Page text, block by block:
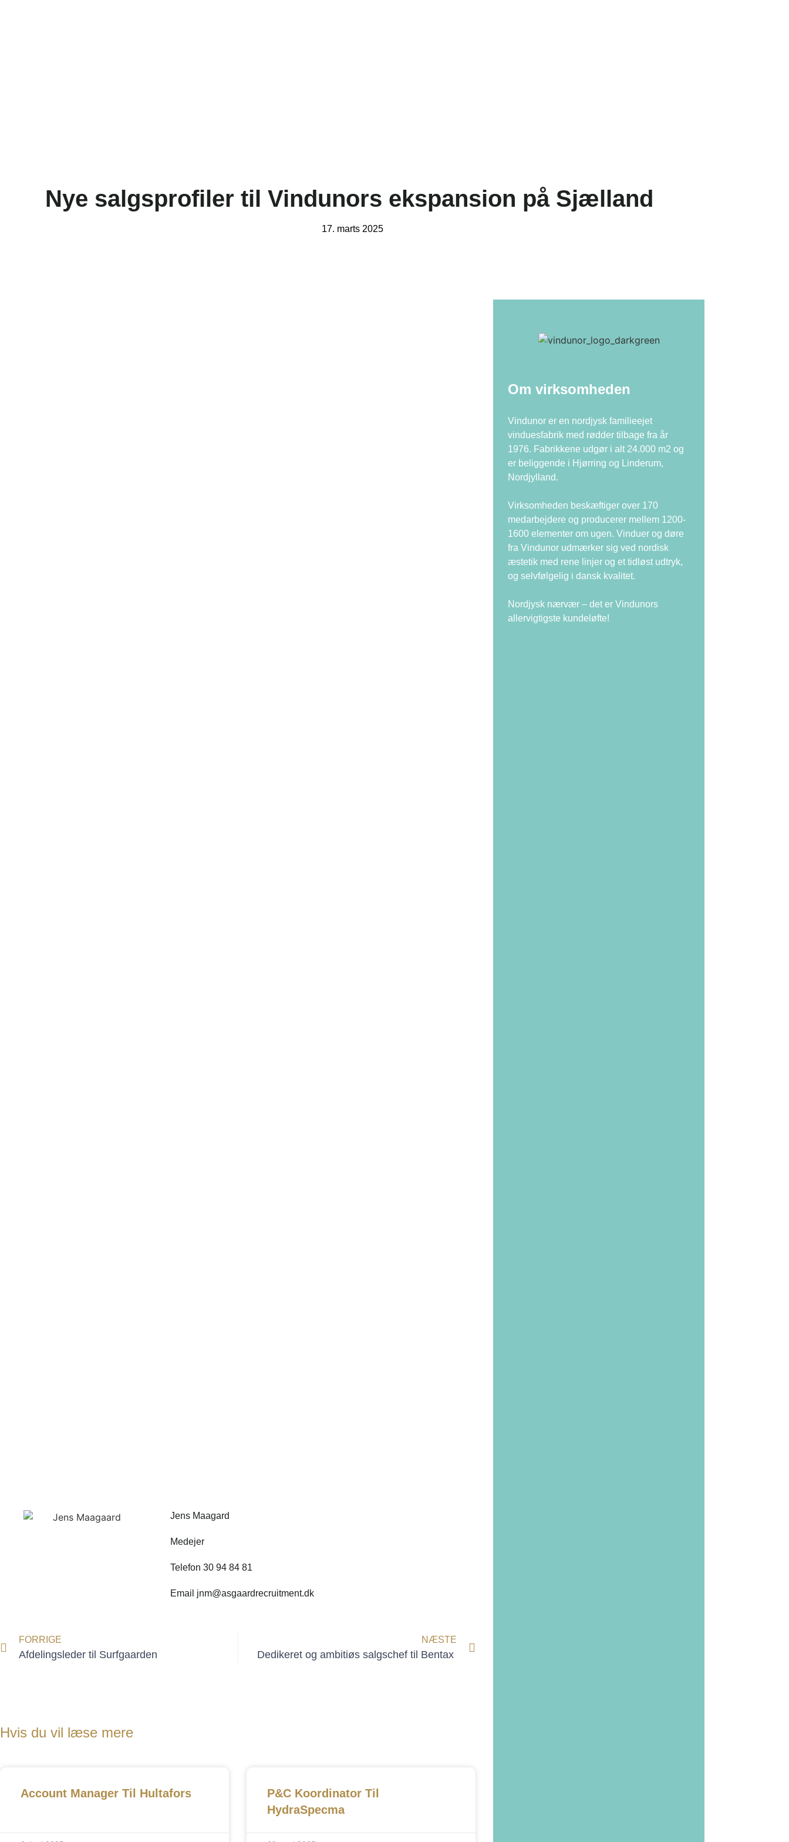
Nye salgsprofiler til Vindunors ekspansion på Sjælland
17. marts 2025
Jens Maagard
Medejer
Telefon 30 94 84 81
Email jnm@asgaardrecruitment.dk
FORRIGE
Afdelingsleder til Surfgaarden
NÆSTE
Dedikeret og ambitiøs salgschef til Bentax
Hvis du vil læse mere
Account Manager Til Hultafors
P&C Koordinator Til
HydraSpecma
Om virksomheden
Vindunor er en nordjysk familieejet
vinduesfabrik med rødder tilbage fra år
1976. Fabrikkene udgør i alt 24.000 m2 og
er beliggende i Hjørring og Linderum,
Nordjylland.
Virksomheden beskæftiger over 170
medarbejdere og producerer mellem 1200-
1600 elementer om ugen. Vinduer og døre
fra Vindunor udmærker sig ved nordisk
æstetik med rene linjer og et tidløst udtryk,
og selvfølgelig i dansk kvalitet.
Nordjysk nærvær – det er Vindunors
allervigtigste kundeløfte!